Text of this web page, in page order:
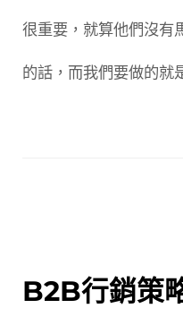
很重要，就算他們沒有
的話，而我們要做的就
B2B行銷策